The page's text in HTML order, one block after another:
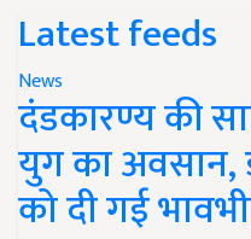
Latest feeds
News
दंडकारण्य की
युग का अवसान,
को दी गई